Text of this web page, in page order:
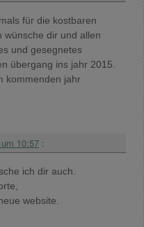
für die kostbaren
wünsche dir und allen
und gesegnetes
übergang ins jahr 2015.
kommenden jahr
10:57 :
ich dir auch.
website.